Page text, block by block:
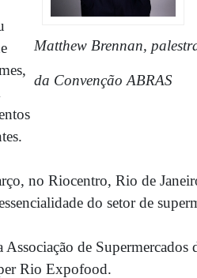
Matthew Brennan,
da Convenção ABRAS
no Riocentro, Rio de
do setor de
de
Rio Expofood.